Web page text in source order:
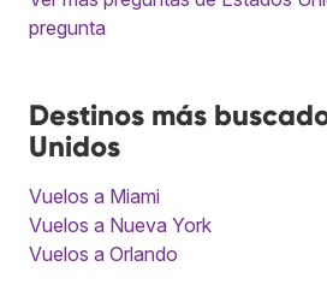
pregunta
Destinos más
Unidos
Vuelos a Miami
Vuelos a Nueva York
Vuelos a Orlando